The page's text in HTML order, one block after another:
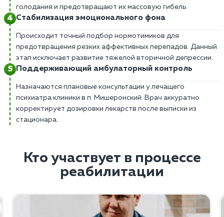
голодания и предотвращают их массовую гибель.
Стабилизация эмоционального фона
Происходит точный подбор нормотимиков для
предотвращения резких аффективных перепадов. Данный
этап исключает развитие тяжелой вторичной депрессии.
Поддерживающий амбулаторный контроль
Назначаются плановые консультации у лечащего
психиатра клиники в п. Мишеронский. Врач аккуратно
корректирует дозировки лекарств после выписки из
стационара.
Кто участвует в процессе
реабилитации